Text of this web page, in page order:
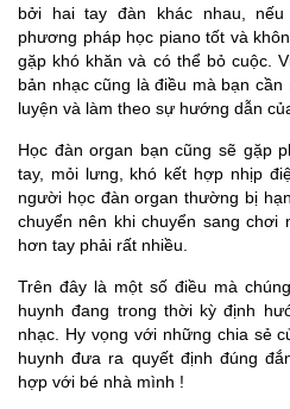
bởi hai tay đàn khác nhau,
phương pháp học piano tốt và
gặp khó khăn và có thể bỏ cuộc.
bản nhạc cũng là điều mà bạn
luyện và làm theo sự hướng dẫn
Học đàn organ bạn cũng sẽ gặp
tay, mỏi lưng, khó kết hợp nhịp
người học đàn organ thường bị
chuyển nên khi chuyển sang chơi
hơn tay phải rất nhiều.
Trên đây là một số điều mà
huynh đang trong thời kỳ định
nhạc. Hy vọng với những chia sẻ
huynh đưa ra quyết định đúng
hợp với bé nhà mình !